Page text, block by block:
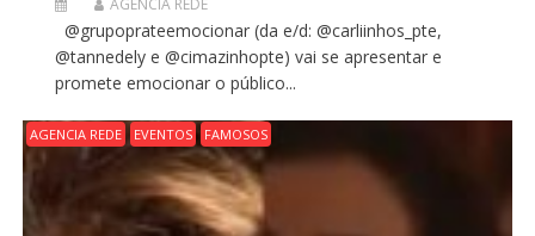
AGENCIA REDE
@grupoprateemocionar (da e/d: @carliinhos_pte,
@tannedely e @cimazinhopte) vai se apresentar e
promete emocionar o público...
AGENCIA REDE EVENTOS FAMOSOS